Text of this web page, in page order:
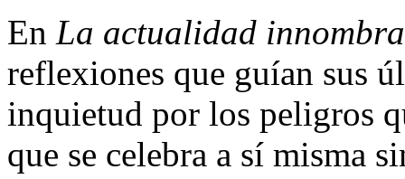
En La actualidad
reflexiones que guían sus
inquietud por los peligros
que se celebra a sí misma